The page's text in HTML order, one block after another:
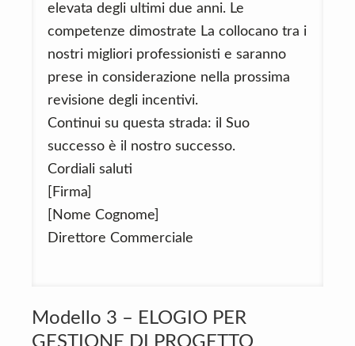
elevata degli ultimi due anni. Le
competenze dimostrate La collocano tra i
nostri migliori professionisti e saranno
prese in considerazione nella prossima
revisione degli incentivi.
Continui su questa strada: il Suo
successo è il nostro successo.
Cordiali saluti
[Firma]
[Nome Cognome]
Direttore Commerciale
Modello 3 – ELOGIO PER
GESTIONE DI PROGETTO